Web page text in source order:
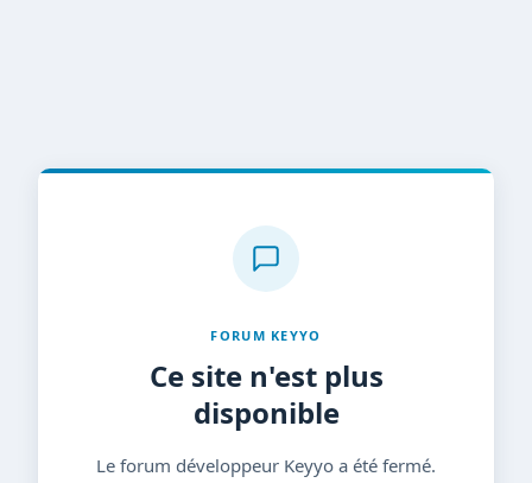
FORUM KEYYO
Ce site n'est plus
disponible
Le forum développeur Keyyo a été fermé.